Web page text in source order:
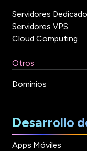
Servidores
Servidores VPS
Cloud Computing
Otros
Dominios
Desarrollo
Apps Móviles